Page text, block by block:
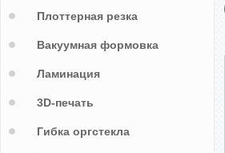
Плоттерная резка
Вакуумная формовка
Ламинация
3D-печать
Гибка оргстекла